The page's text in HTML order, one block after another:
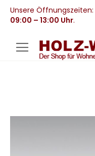
Unsere Öffnungszeiten:
09:00 – 13:00 Uhr.
springen